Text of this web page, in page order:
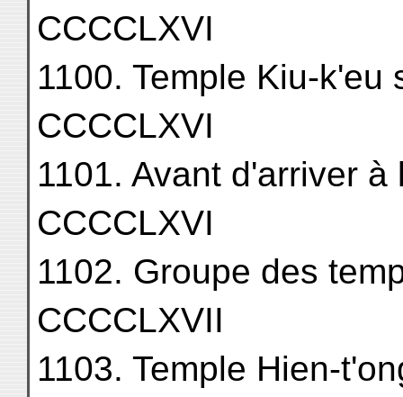
CCCCLXVI
1100. Temple Kiu-
CCCCLXVI
1101. Avant d'arriver
CCCCLXVI
1102. Groupe des
CCCCLXVII
1103. Temple Hien-